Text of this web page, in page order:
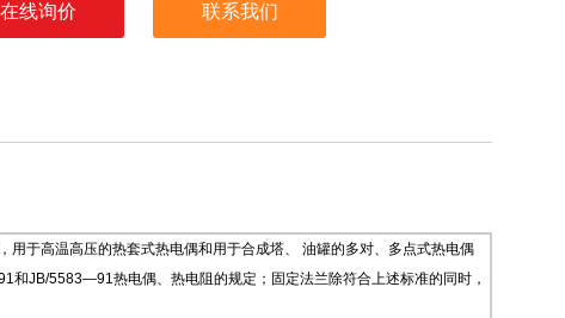
在线询价 联系我们
于高温高压的热套式热电偶和用于合成塔、 油罐的多对、多点式热电偶
JB/5583—91热电偶、热电阻的规定；固定法兰除符合上述标准的同时，